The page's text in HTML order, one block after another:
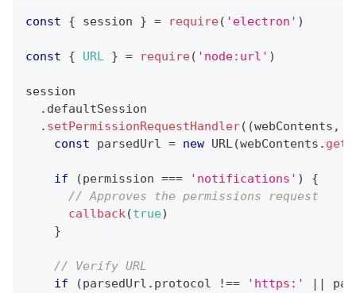
const { session } = require( 'electron' )
const { URL } = require( 'node:url' )
session
. defaultSession
. setPermissionRequestHandler( (webContents ,
const parsedUrl = new URL(webContents .
if (permission === 'notifications' )
{
// Approves the permissions request
callback(true)
}
// Verify URL
if
(parsedUrl . protocol !== 'https:'